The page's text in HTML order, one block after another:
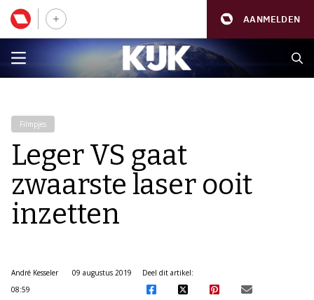
AANMELDEN
Filmpjes
Leger VS gaat
zwaarste laser ooit
inzetten
André Kesseler
09 augustus 2019
08:59
Deel dit artikel: